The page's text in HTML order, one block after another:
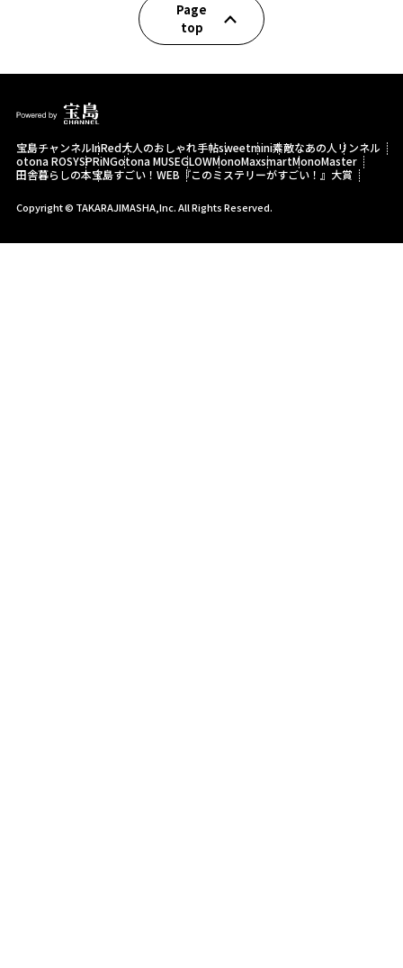
Page
top
宝島チャンネルInRed大人のおしゃれ手帖sweetmini素敵なあの人 リンネル
otona ROSYSPRiNGotona MUSEGLOWMonoMaxsmartMonoMaster
田舎暮らしの本宝島すごい！WEB 『このミステリーがすごい！』大賞
Copyright © TAKARAJIMASHA,Inc. All Rights Reserved.